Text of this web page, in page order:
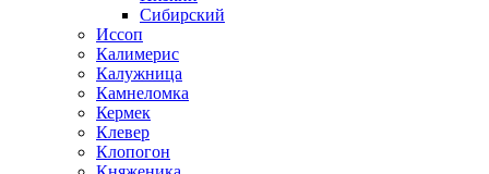
Сибирский
Иссоп
Калимерис
Калужница
Камнеломка
Кермек
Клевер
Клопогон